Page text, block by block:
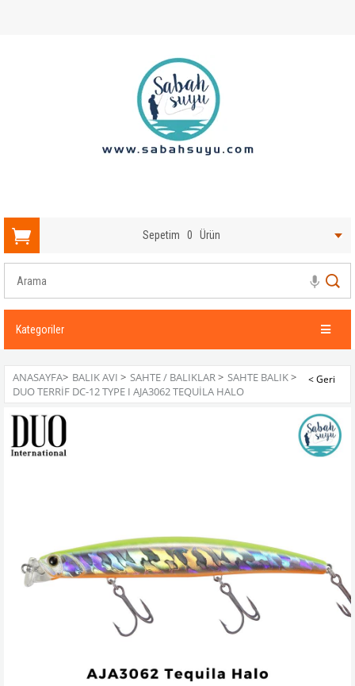
Sepetim 0 Ürün
Kategoriler
ANASAYFA> BALIK AVI > SAHTE / BALIKLAR> SAHTE BALIK>
DUO TERRIF DC-12 TYPE I AJA3062 TEQUILA HALO